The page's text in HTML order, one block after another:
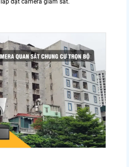
đặt camera giám sát.